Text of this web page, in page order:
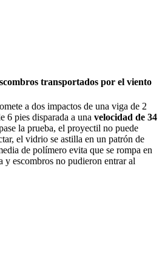
transportados por el viento
a dos impactos de una viga de 2
6 pies disparada a una velocidad de 34
la prueba, el proyectil no puede
el vidrio se astilla en un patrón de
de polímero evita que se rompa en
y escombros no pudieron entrar al